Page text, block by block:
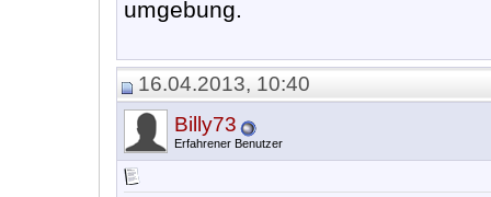
umgebung.
16.04.2013, 10:40
Billy73
Erfahrener Benutzer